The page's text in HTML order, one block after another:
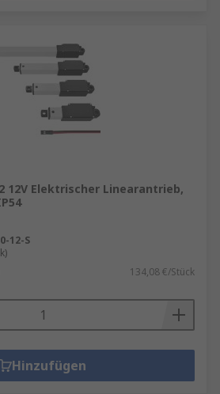
12V Elektrischer Linearantrieb,
12-S
134,08 €/Stück
Hinzufügen